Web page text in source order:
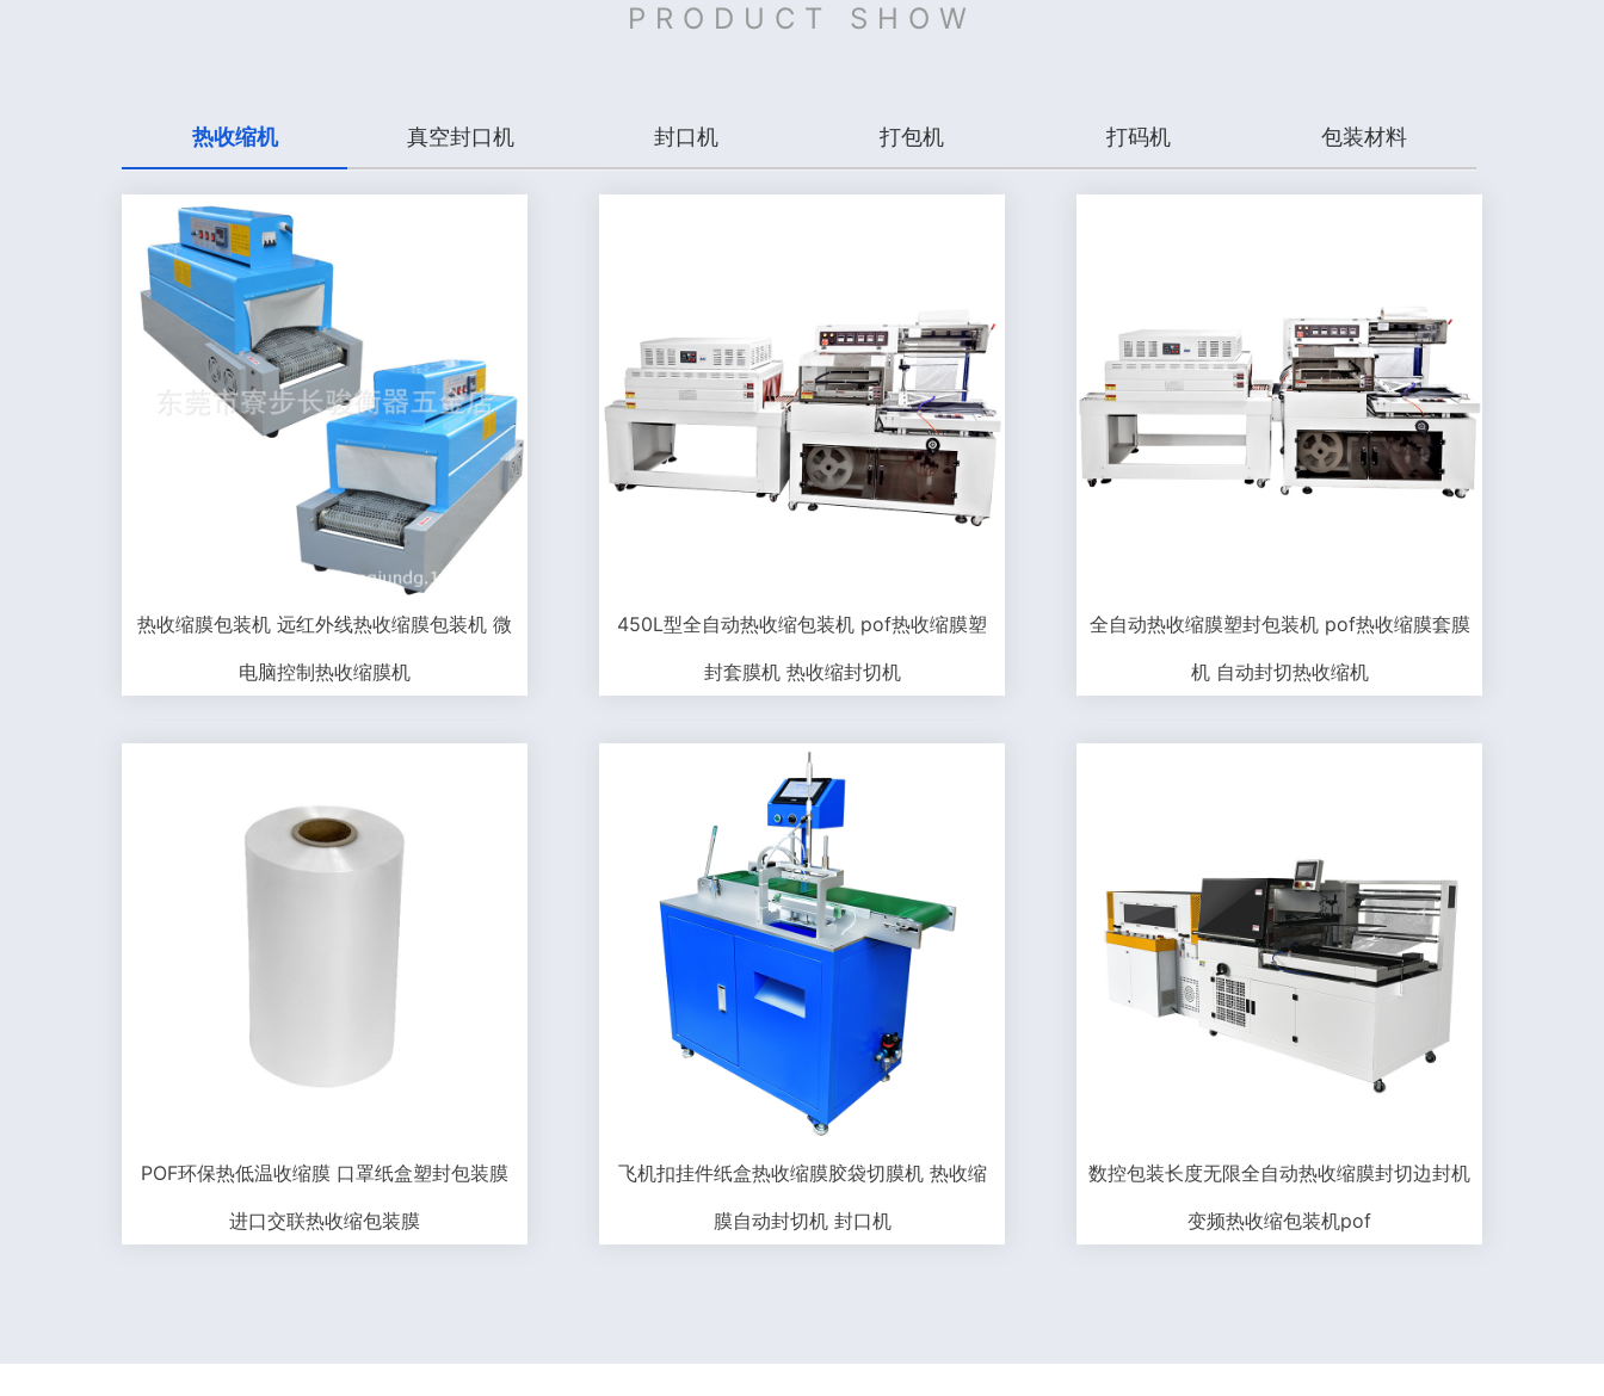
PRODUCT SHOW
热收缩机 真空封口机 封口机 打包机 打码机 包装材料
热收缩膜包装机 远红外线热收缩膜包装机 微
电脑控制热收缩膜机
450L型全自动热收缩包装机 pof热收缩膜塑
封套膜机 热收缩封切机
全自动热收缩膜塑封包装机 pof热收缩膜套膜
机 自动封切热收缩机
POF环保热低温收缩膜 口罩纸盒塑封包装膜
进口交联热收缩包装膜
飞机扣挂件纸盒热收缩膜胶袋切膜机 热收缩
膜自动封切机 封口机
数控包装长度无限全自动热收缩膜封切边封机
变频热收缩包装机pof